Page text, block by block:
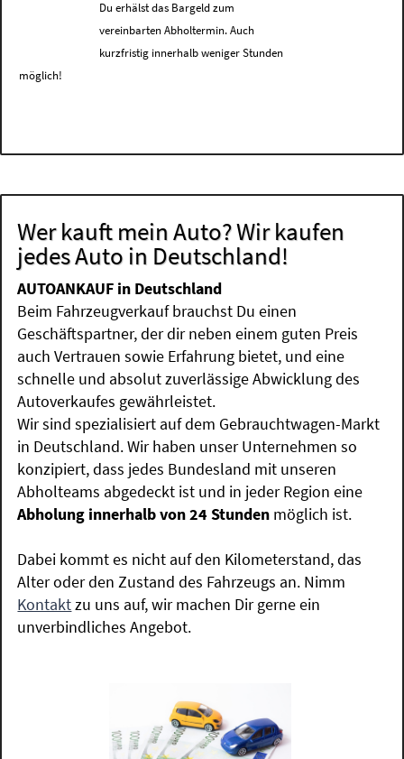
Du erhälst das Bargeld zum
vereinbarten Abholtermin. Auch
kurzfristig innerhalb weniger Stunden
möglich!
Wer kauft mein Auto? Wir kaufen
jedes Auto in Deutschland!
AUTOANKAUF in Deutschland
Beim Fahrzeugverkauf brauchst Du einen
Geschäftspartner, der dir neben einem guten Preis
auch Vertrauen sowie Erfahrung bietet, und eine
schnelle und absolut zuverlässige Abwicklung des
Autoverkaufes gewährleistet.
Wir sind spezialisiert auf dem Gebrauchtwagen-Markt
in Deutschland. Wir haben unser Unternehmen so
konzipiert, dass jedes Bundesland mit unseren
Abholteams abgedeckt ist und in jeder Region eine
Abholung innerhalb von 24 Stunden möglich ist.
Dabei kommt es nicht auf den Kilometerstand, das
Alter oder den Zustand des Fahrzeugs an. Nimm
Kontaktzu uns auf, wir machen Dir gerne ein
unverbindliches Angebot.